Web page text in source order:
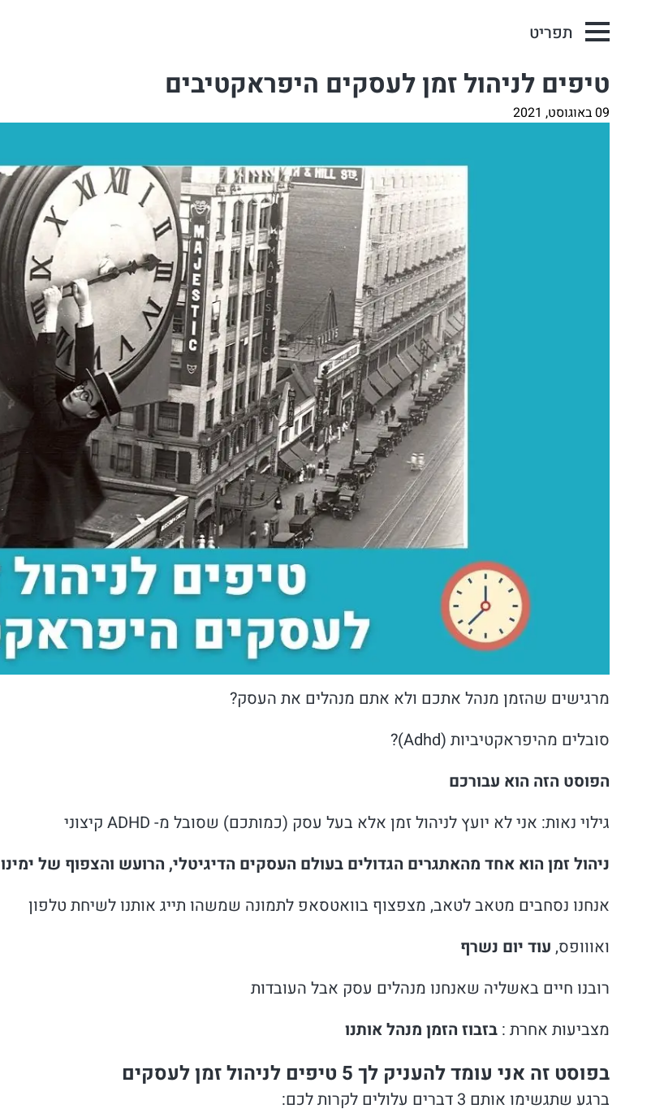
תפריט
טיפים לניהול זמן לעסקים היפראקטיבים
09 באוגוסט, 2021
מרגישים שהזמן מנהל אתכם ולא אתם מנהלים את העסק?
סובלים מהיפראקטיביות (Adhd)?
הפוסט הזה הוא עבורכם
גילוי נאות: אני לא יועץ לניהול זמן אלא בעל עסק (כמותכם) שסובל מ- ADHD קיצוני
ניהול זמן הוא אחד מהאתגרים הגדולים בעולם העסקים הדיגיטלי, הרועש והצפוף של ימינו
אנחנו נסחבים מטאב לטאב, מצפצוף בוואטסאפ לתמונה שמשהו תייג אותנו לשיחת טלפון
ואווופס, עוד יום נשרף
רובנו חיים באשליה שאנחנו מנהלים עסק אבל העובדות
מצביעות אחרת :בזבוז הזמן מנהל אותנו
בפוסט זה אני עומד להעניק לך 5 טיפים לניהול זמן לעסקים
ברגע שתגשימו אותם 3 דברים עלולים לקרות לכם: